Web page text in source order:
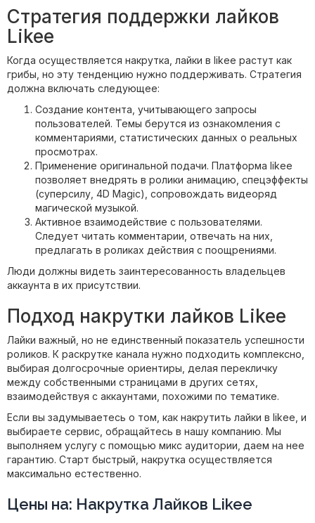
Стратегия поддержки лайков
Likee
Когда осуществляется накрутка, лайки в likee растут как
грибы, но эту тенденцию нужно поддерживать. Стратегия
должна включать следующее:
Создание контента, учитывающего запросы
пользователей. Темы берутся из ознакомления с
комментариями, статистических данных о реальных
просмотрах.
Применение оригинальной подачи. Платформа likee
позволяет внедрять в ролики анимацию, спецэффекты
(суперсилу, 4D Magic), сопровождать видеоряд
магической музыкой.
Активное взаимодействие с пользователями.
Следует читать комментарии, отвечать на них,
предлагать в роликах действия с поощрениями.
Люди должны видеть заинтересованность владельцев
аккаунта в их присутствии.
Подход накрутки лайков Likee
Лайки важный, но не единственный показатель успешности
роликов. К раскрутке канала нужно подходить комплексно,
выбирая долгосрочные ориентиры, делая перекличку
между собственными страницами в других сетях,
взаимодействуя с аккаунтами, похожими по тематике.
Если вы задумываетесь о том, как накрутить лайки в likee, и
выбираете сервис, обращайтесь в нашу компанию. Мы
выполняем услугу с помощью микс аудитории, даем на нее
гарантию. Старт быстрый, накрутка осуществляется
максимально естественно.
Цены на: Накрутка Лайков Likee